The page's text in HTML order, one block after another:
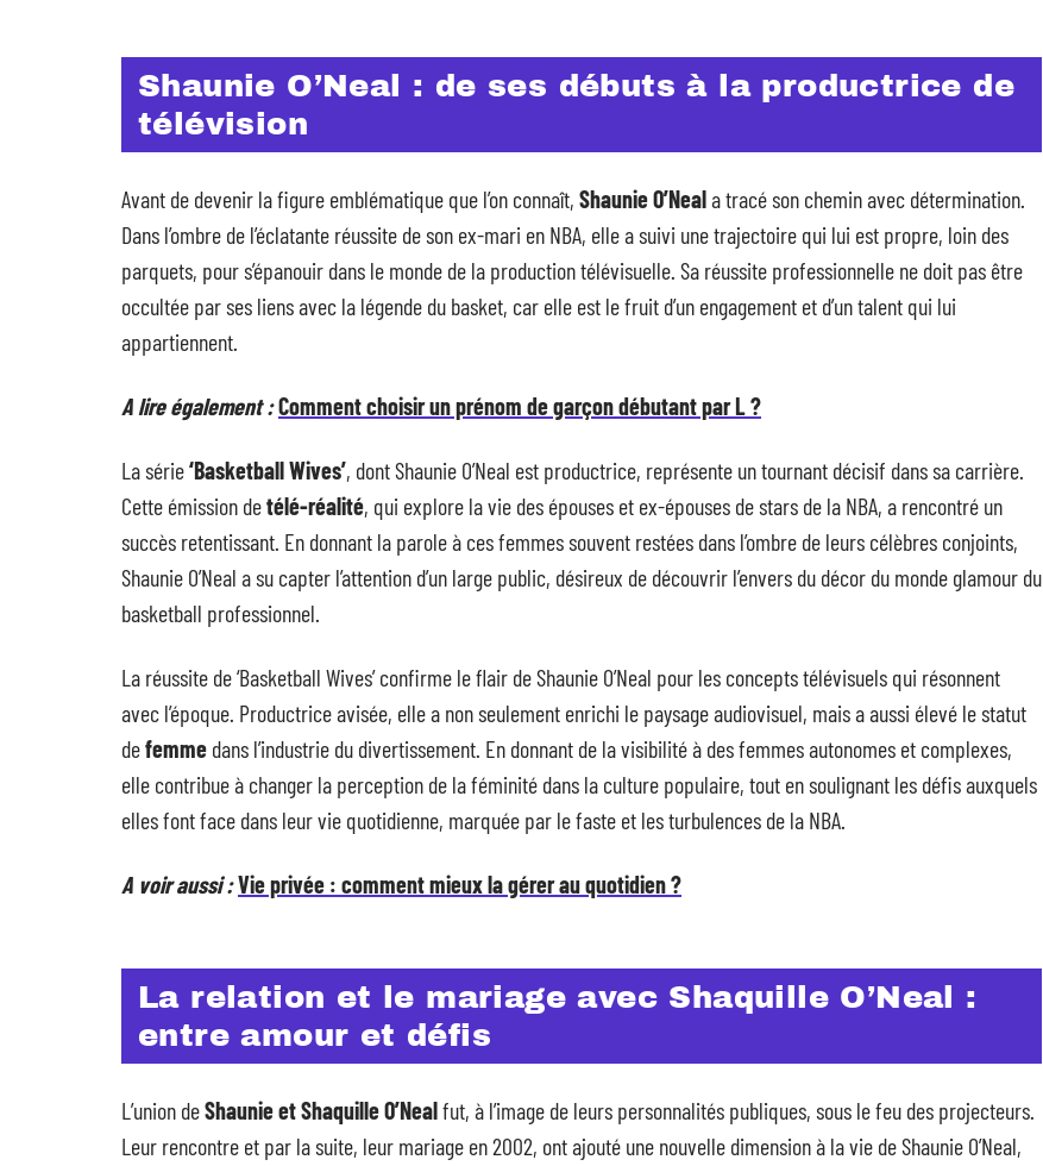
Shaunie O’Neal : de ses débuts à la productrice de
télévision
Avant de devenir la figure emblématique que l’on connaît, Shaunie O’Neala tracé son chemin avec détermination.
Dans l’ombre de l’éclatante réussite de son ex-mari en NBA, elle a suivi une trajectoire qui lui est propre, loin des
parquets, pour s’épanouir dans le monde de la production télévisuelle. Sa réussite professionnelle ne doit pas être
occultée par ses liens avec la légende du basket, car elle est le fruit d’un engagement et d’un talent qui lui
appartiennent.
A lire également :Comment choisir un prénom de garçon débutant par L ?
La série‘Basketball Wives’, dont Shaunie O’Neal est productrice, représente un tournant décisif dans sa carrière.
Cette émission detélé-réalité, qui explore la vie des épouses et ex-épouses de stars de la NBA, a rencontré un
succès retentissant. En donnant la parole à ces femmes souvent restées dans l’ombre de leurs célèbres conjoints,
Shaunie O’Neal a su capter l’attention d’un large public, désireux de découvrir l’envers du décor du monde glamour du
basketball professionnel.
La réussite de ‘Basketball Wives’ confirme le flair de Shaunie O’Neal pour les concepts télévisuels qui résonnent
avec l’époque. Productrice avisée, elle a non seulement enrichi le paysage audiovisuel, mais a aussi élevé le statut
defemme dans l’industrie du divertissement. En donnant de la visibilité à des femmes autonomes et complexes,
elle contribue à changer la perception de la féminité dans la culture populaire, tout en soulignant les défis auxquels
elles font face dans leur vie quotidienne, marquée par le faste et les turbulences de la NBA.
A voir aussi :Vie privée : comment mieux la gérer au quotidien ?
La relation et le mariage avec Shaquille O’Neal :
entre amour et défis
L’union deShaunie et Shaquille O’Nealfut, à l’image de leurs personnalités publiques, sous le feu des projecteurs.
Leur rencontre et par la suite, leur mariage en 2002, ont ajouté une nouvelle dimension à la vie de Shaunie O’Neal,